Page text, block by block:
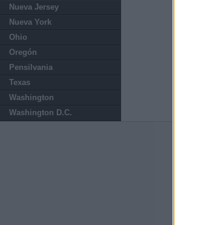
Nueva Jersey
Nueva York
Ohio
Oregón
Pensilvania
Texas
Washington
Washington D.C.